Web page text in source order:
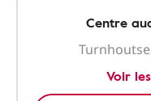
Centre
Voir